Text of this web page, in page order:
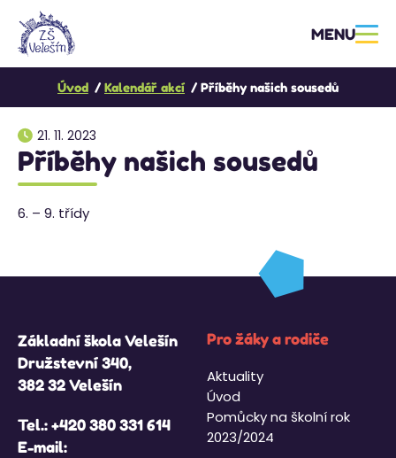
MENU
Úvod Kalendář akcí Příběhy našich sousedů
21. 11. 2023
Příběhy našich sousedů
6. – 9. třídy
Základní škola Velešín
Družstevní 340,
382 32 Velešín
Tel.:+420 380 331 614
E-mail:
Pro žáky a rodiče
Aktuality
Úvod
Pomůcky na školní rok
2023/2024